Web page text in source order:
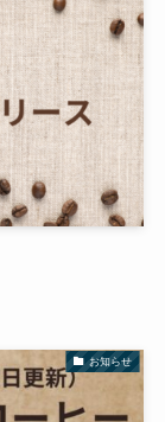
お知らせ